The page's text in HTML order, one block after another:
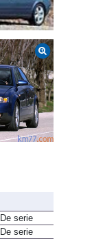
De serie